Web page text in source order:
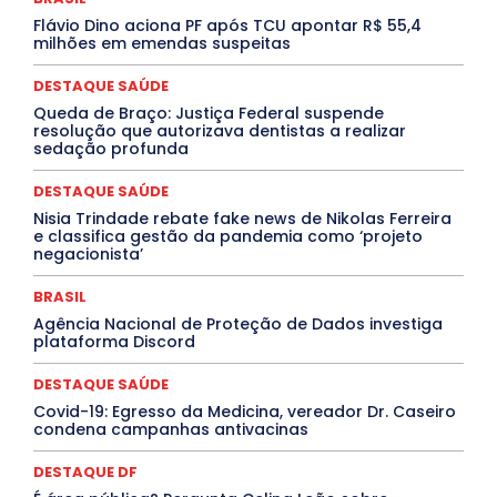
Jogos Online
JUDICIÁRIO LITERATURA
Maranhão
Marburg
Mato Grosso
MEIO AMBIENTE
Minas Gerais MOBILIDADE
MPOX
MÚSICA
O Plantonista
PROCESSO SELETIVO
PUBLIEDITORIAL
QUALIFICAÇÃO PROFISSIONAL
RESIDÊNCIA
Santa Catarina
Saúde Agora
TÁ FROID?
TEATRO TECNOLOGIA
TIC TAC
Tocantins
Utilidade Pública ZikaVirus
Mais
Flávio Dino aciona PF após TCU apontar R$ 55,4
milhões em emendas suspeitas
DESTAQUE SAÚDE
Queda de Braço: Justiça Federal suspende
resolução que autorizava dentistas a realizar
sedação profunda
DESTAQUE SAÚDE
Nisia Trindade rebate fake news de Nikolas Ferreira
e classifica gestão da pandemia como ‘projeto
negacionista’
BRASIL
Agência Nacional de Proteção de Dados investiga
plataforma Discord
DESTAQUE SAÚDE
Covid-19: Egresso da Medicina, vereador Dr. Caseiro
condena campanhas antivacinas
DESTAQUE DF